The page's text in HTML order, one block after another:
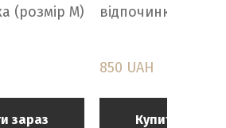
(розмір M)
зараз
відпочинку
850 UAH
Купити зараз